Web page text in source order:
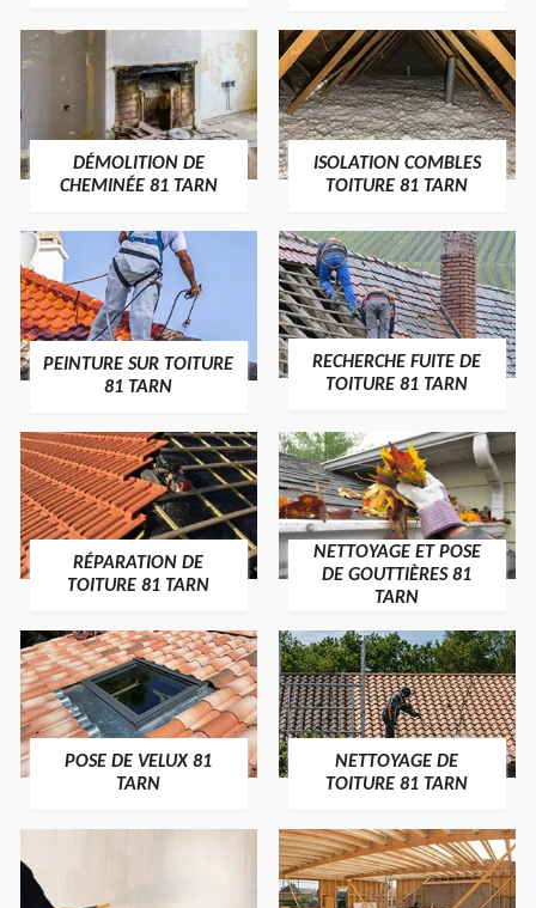
DÉMOLITION DE
CHEMINÉE 81 TARN
ISOLATION COMBLES
TOITURE 81 TARN
PEINTURE SUR TOITURE
81 TARN
RECHERCHE FUITE DE
TOITURE 81 TARN
RÉPARATION DE
TOITURE 81 TARN
NETTOYAGE ET POSE
DE GOUTTIÈRES 81
TARN
POSE DE VELUX 81
TARN
NETTOYAGE DE
TOITURE 81 TARN